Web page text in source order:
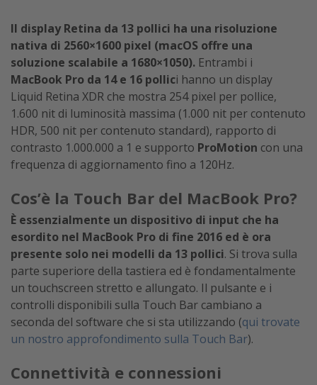
Il display Retina da 13 pollici ha una risoluzione
nativa di 2560×1600 pixel (macOS offre una
soluzione scalabile a 1680×1050). Entrambi i
MacBook Pro da 14 e 16 pollici hanno un display
Liquid Retina XDR che mostra 254 pixel per pollice,
1.600 nit di luminosità massima (1.000 nit per contenuto
HDR, 500 nit per contenuto standard), rapporto di
contrasto 1.000.000 a 1 e supporto ProMotion con una
frequenza di aggiornamento fino a 120Hz.
Cos’è la Touch Bar del MacBook Pro?
È essenzialmente un dispositivo di input che ha
esordito nel MacBook Pro di fine 2016 ed è ora
presente solo nei modelli da 13 pollici. Si trova sulla
parte superiore della tastiera ed è fondamentalmente
un touchscreen stretto e allungato. Il pulsante e i
controlli disponibili sulla Touch Bar cambiano a
seconda del software che si sta utilizzando (qui trovate
un nostro approfondimento sulla Touch Bar).
Connettività e connessioni